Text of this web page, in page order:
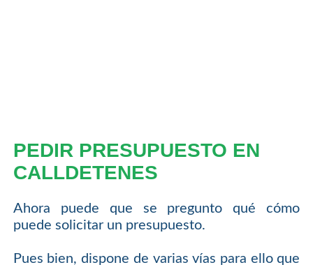
PEDIR PRESUPUESTO EN
CALLDETENES
Ahora puede que se pregunto qué cómo
puede solicitar un presupuesto.
Pues bien, dispone de varias vías para ello que